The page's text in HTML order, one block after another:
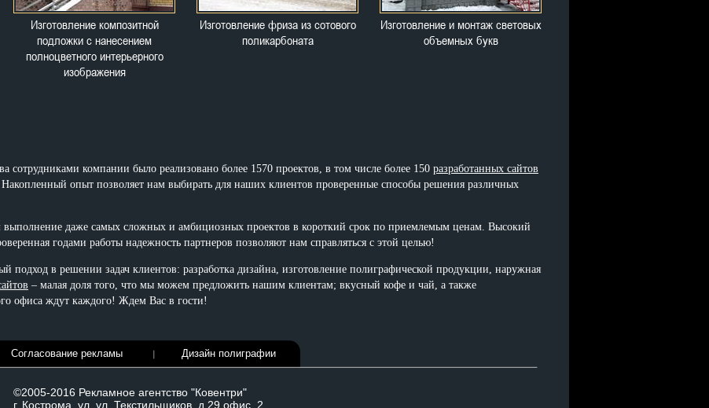
Изготовление композитной
подложки с нанесением
полноцветного интерьерного
изображения
Изготовление фриза из сотового
поликарбоната
Изготовление и монтаж световых
объемных букв
сотрудниками компании было реализовано более 1570 проектов, в том числе более 150 разработанных сайтов
опыт позволяет нам выбирать для наших клиентов проверенные способы решения различных
выполнение даже самых сложных и амбициозных проектов в короткий срок по приемлемым ценам. Высокий
годами работы надежность партнеров позволяют нам справляться с этой целью!
подход в решении задач клиентов: разработка дизайна, изготовление полиграфической продукции, наружная
– малая доля того, что мы можем предложить нашим клиентам; вкусный кофе и чай, а также
офиса ждут каждого! Ждем Вас в гости!
Согласование рекламы Дизайн полиграфии
©2005-2016 Рекламное агентство "Ковентри"
г. Кострома, ул. ул. Текстильщиков, д.29 офис. 2